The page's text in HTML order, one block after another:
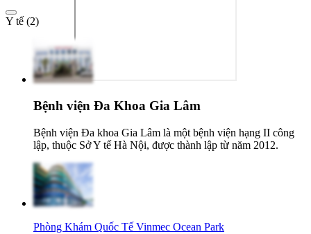
Y tế (2)
Bệnh viện Đa Khoa Gia Lâm
Bệnh viện Đa khoa Gia Lâm là một bệnh viện hạng II công
lập, thuộc Sở Y tế Hà Nội, được thành lập từ năm 2012.
Phòng Khám Quốc Tế Vinmec Ocean Park